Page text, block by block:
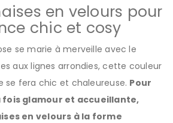
en velours pour
chic et cosy
se marie à merveille avec le
aux lignes arrondies, cette couleur
se fera chic et chaleureuse. Pour
fois glamour et accueillante,
en velours à la forme